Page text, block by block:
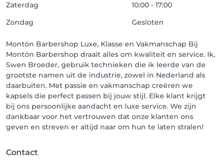
Zaterdag
10:00 - 17:00
Zondag
Gesloten
Montón Barbershop Luxe, Klasse en Vakmanschap Bij
Montón Barbershop draait alles om kwaliteit en service. Ik,
Swen Broeder, gebruik technieken die ik leerde van de
grootste namen uit de industrie, zowel in Nederland als
daarbuiten. Met passie en vakmanschap creëren we
kapsels die perfect passen bij jouw stijl. Elke klant krijgt
bij ons persoonlijke aandacht en luxe service. We zijn
dankbaar voor het vertrouwen dat onze klanten ons
geven en streven er altijd naar om hun te laten stralen!
Contact